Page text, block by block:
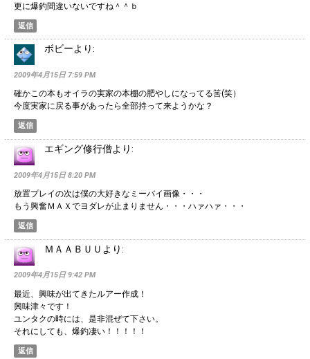
更に爆釣間違いないですね＾＾ｂ
返信
ボビーより:
2009年4月15日 7:59 PM
確かこの本もオイラの実家の本棚の肥やしになってる筈(笑）
今度実家に戻る事があったら全部持って来ようかな？
返信
エギング修行僧より:
2009年4月15日 8:20 PM
放置プレイの次は僕の大好きなミーバイ画像・・・
もう興奮ＭＡＸでヨダレが止まりません・・・ハァハァ・・・
返信
ＭＡＡＢＵＵ より:
2009年4月15日 9:42 PM
最近、興味が出てきたルアー作成！
興味津々です！
ユンタクの時には、是非混ぜて下さい。
それにしても、爆釣凄い！！！！！
返信